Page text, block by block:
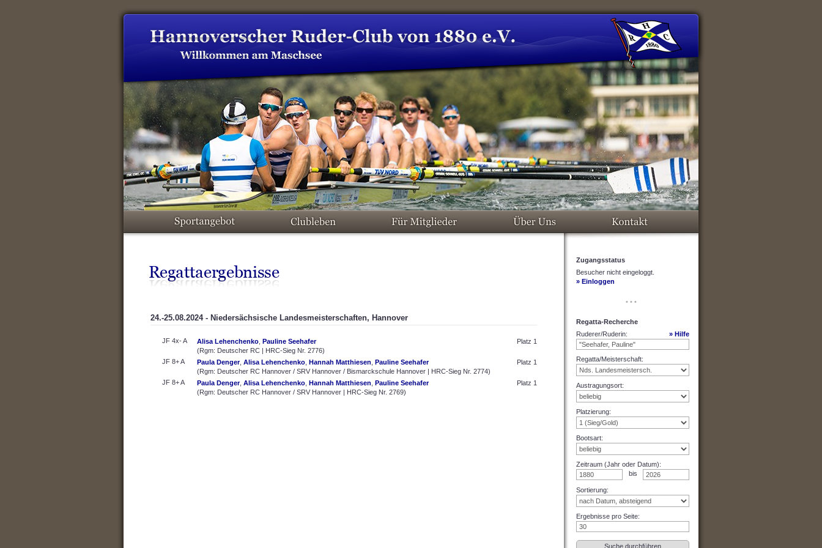
24.-25.08.2024 - Niedersächsische Landesmeisterschaften, Hannover
JF 4x- A Alisa Lehenchenko Pauline Seehafer
(Rgm: Deutscher RC | HRC-Sieg Nr. 2776)
Platz 1
JF 8+ A Paula Denger, Alisa Lehenchenko Hannah Matthiesen Pauline Seehafer
(Rgm: Deutscher RC Hannover / SRV Hannover / Bismarckschule Hannover | HRC-Sieg Nr. 2774)
Platz 1
JF 8+ A Paula Denger, Alisa Lehenchenko Hannah Matthiesen Pauline Seehafer
(Rgm: Deutscher RC Hannover / SRV Hannover | HRC-Sieg Nr. 2769)
Platz 1
Zugangsstatus
Besucher nicht eingeloggt.
» Einloggen
• • •
Regatta-Recherche
» Hilfe
Ruderer/Ruderin:
Regatta/Meisterschaft:
Austragungsort:
Platzierung:
Bootsart:
Zeitraum (Jahr oder Datum):
bis
Sortierung:
Ergebnisse pro Seite: